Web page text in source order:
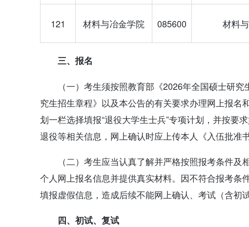
121 材料与冶金学院 085600 材料
三、报名
（一）考生须按照教育部《2026年全国硕士研
究生招生章程》以及本公告的有关要求办理网上报名
划一栏选择填报“退役大学生士兵”专项计划，并按要
退役等相关信息，网上确认时应上传本人《入伍批准
（二）考生应当认真了解并严格按照报考条件
个人网上报名信息并提供真实材料。因不符合报考条
填报虚假信息，造成后续不能网上确认、考试（含初
四、初试、复试